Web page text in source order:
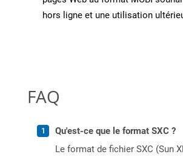
hors ligne et une utilisation
FAQ
Qu'est-ce que le format SXC ?
Le format de fichier SXC (Sun